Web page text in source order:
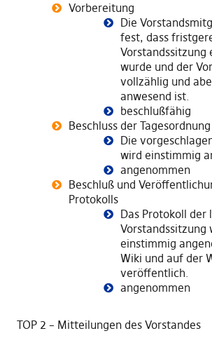
Vorbereitung
Die
fest, dass
Vorstandssitzung
wurde und der
vollzählig und
anwesend ist.
beschlußfähig
Beschluss der Tagesordnung
Die
wird einstimmig
angenommen
Beschluß und
Protokolls
Das Protokoll der
Vorstandssitzung
einstimmig
Wiki und auf der
veröffentlich.
angenommen
TOP 2 – Mitteilungen des Vorstandes